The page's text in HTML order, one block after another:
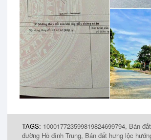
TAGS: 100017723599819824699794, Bán
đường Hồ đình Trung, Bán đất hưng lộc